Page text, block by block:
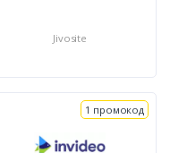
Jivosite
1 промокод